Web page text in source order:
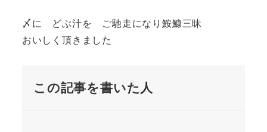
〆に どぶ汁を ご馳走になり鮟鱇三昧
おいしく頂きました
この記事を書いた人